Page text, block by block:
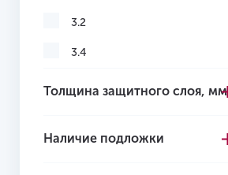
3.2
3.4
3.7
Толщина защитного слоя, мм
Наличие подложки